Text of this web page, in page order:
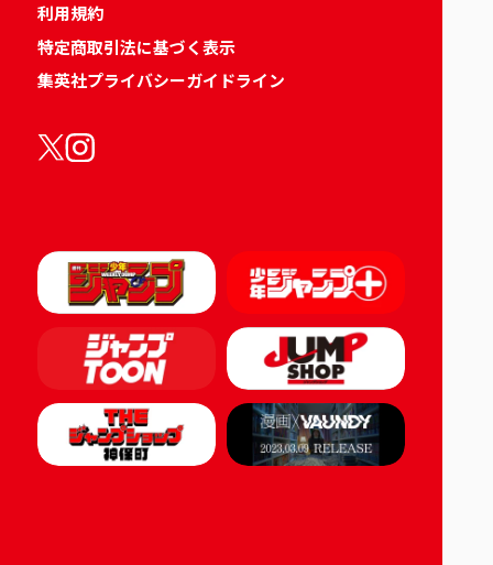
利用規約
特定商取引法に基づく表示
集英社プライバシーガイドライン